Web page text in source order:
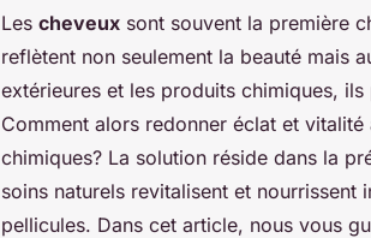
Les cheveux sont souvent la première
reflètent non seulement la beauté mais
extérieures et les produits chimiques,
Comment alors redonner éclat et
chimiques? La solution réside dans la
soins naturels revitalisent et nourrissent
pellicules. Dans cet article, nous vous